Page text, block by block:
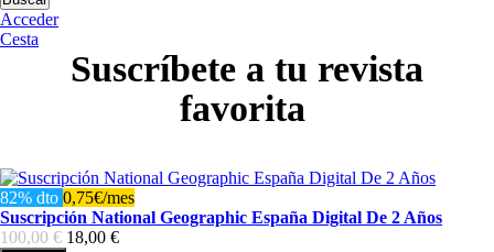
Acceder
Cesta
Suscríbete a tu revista
favorita
82% dto 0,75€/mes
Suscripción National Geographic España Digital De 2 Años
100,00 € 18,00 €